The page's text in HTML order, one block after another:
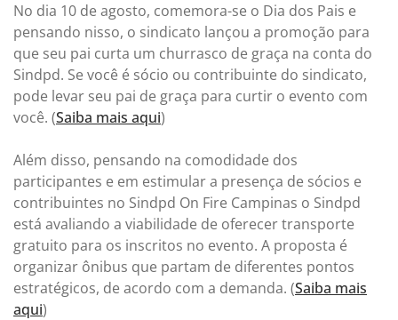
No dia 10 de agosto, comemora-se o Dia dos Pais e
pensando nisso, o sindicato lançou a promoção para
que seu pai curta um churrasco de graça na conta do
Sindpd. Se você é sócio ou contribuinte do sindicato,
pode levar seu pai de graça para curtir o evento com
você. (Saiba mais aqui)
Além disso, pensando na comodidade dos
participantes e em estimular a presença de sócios e
contribuintes no Sindpd On Fire Campinas o Sindpd
está avaliando a viabilidade de oferecer transporte
gratuito para os inscritos no evento. A proposta é
organizar ônibus que partam de diferentes pontos
estratégicos, de acordo com a demanda. (Saiba mais
aqui)